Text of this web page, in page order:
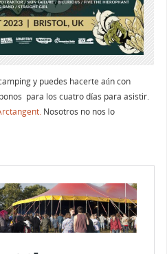
y puedes hacerte aún con
para los cuatro días para asistir.
Nosotros no nos lo